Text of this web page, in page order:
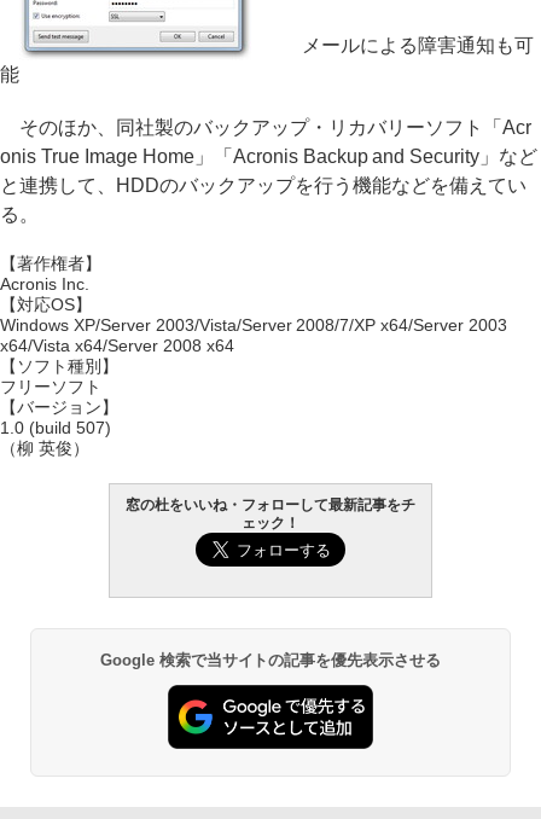
メールによる障害通知も可
能
そのほか、同社製のバックアップ・リカバリーソフト「Acr
onis True Image Home」「Acronis Backup and Security」など
と連携して、HDDのバックアップを行う機能などを備えてい
る。
【著作権者】
Acronis Inc.
【対応OS】
Windows XP/Server 2003/Vista/Server 2008/7/XP x64/Server 2003
x64/Vista x64/Server 2008 x64
【ソフト種別】
フリーソフト
【バージョン】
1.0 (build 507)
（柳 英俊）
窓の杜をいいね・フォローして最新記事をチ
ェック！
Google 検索で当サイトの記事を優先表示させる